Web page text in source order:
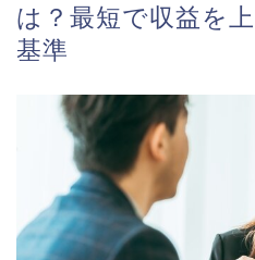
は？最短で収益を
基準